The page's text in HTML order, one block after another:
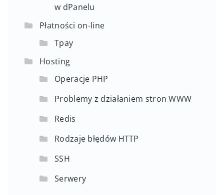
w dPanelu
Płatności on-line
Tpay
Hosting
Operacje PHP
Problemy z działaniem stron WWW
Redis
Rodzaje błędów HTTP
SSH
Serwery